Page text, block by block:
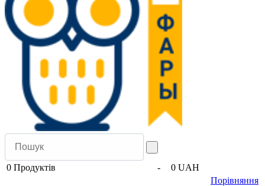
0 Продуктів -
0 UAH
Порівняння